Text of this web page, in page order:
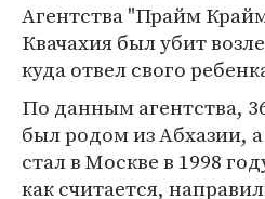
Агентства "Прайм
Квачахия был убит
куда отвел свого
По данным агентства,
был родом из Абхазии,
стал в Москве в 1998
как считается,